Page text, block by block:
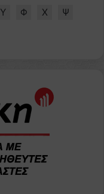
Υ Φ Χ Ψ